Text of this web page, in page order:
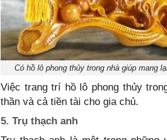
Có hồ lô phong thủy trong nhà giúp mang
Việc trang trí hồ lô phong thủy
thần và cả tiền tài cho gia chủ.
5. Trụ thạch anh